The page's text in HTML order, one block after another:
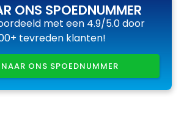
ONS SPOEDNUMMER
met een 4.9/5.0 door
tevreden klanten!
NAAR ONS SPOEDNUMMER